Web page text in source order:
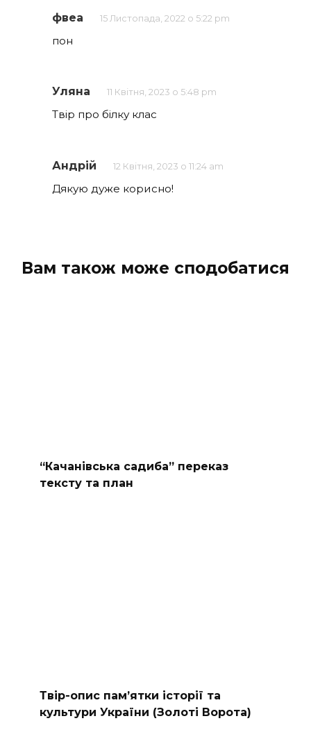
фвеа 15 Листопада, 2022 о 5:22 pm
пон
Уляна 11 Квітня, 2023 о 5:48 pm
Твір про білку клас
Андрій 12 Квітня, 2023 о 11:24 am
Дякую дуже корисно!
Вам також може сподобатися
“Качанівська садиба” переказ
тексту та план
Твір-опис пам’ятки історії та
культури України (Золоті Ворота)